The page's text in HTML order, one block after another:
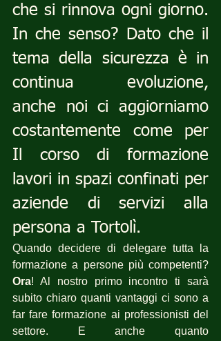
che si rinnova ogni giorno.
In che senso? Dato che il
tema della sicurezza è in
continua evoluzione,
anche noi ci aggiorniamo
costantemente come per
Il corso di formazione
lavori in spazi confinati per
aziende di servizi alla
persona a Tortolì.
Quando decidere di delegare tutta la
Ora! Al nostro primo incontro ti sarà
subito chiaro quanti vantaggi ci sono a
far fare formazione ai professionisti del
settore. E anche quanto